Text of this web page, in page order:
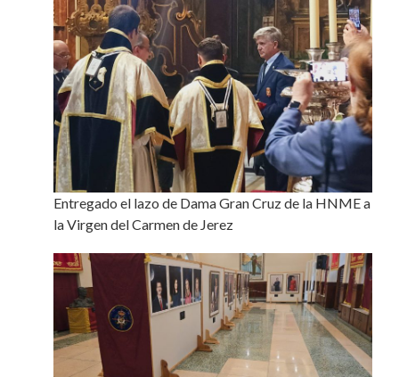
Entregado el lazo de Dama Gran Cruz de la HNME a
la Virgen del Carmen de Jerez